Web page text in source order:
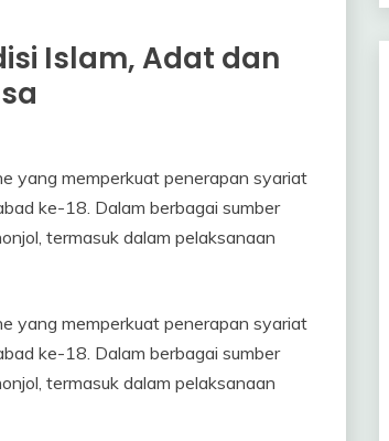
Islam, Adat dan
yang memperkuat penerapan syariat
ke-18. Dalam berbagai sumber
termasuk dalam pelaksanaan
yang memperkuat penerapan syariat
ke-18. Dalam berbagai sumber
termasuk dalam pelaksanaan